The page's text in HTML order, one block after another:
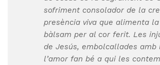
sofriment consolador de la
presència viva que alimenta
bàlsam per al cor ferit. Les
de Jesús, embolcallades amb
l’amor fan bé a qui les